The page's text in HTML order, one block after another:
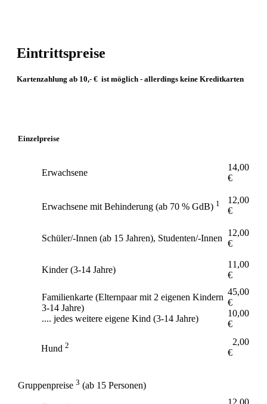
Eintrittspreise
Kartenzahlung ab 10,- € ist möglich - allerdings keine Kreditkarten
Einzelpreise
Erwachsene
14,00
€
Erwachsene mit Behinderung (ab 70 % GdB) 1
12,00
€
Schüler/-Innen (ab 15 Jahren), Studenten/-Innen
12,00
€
Kinder (3-14 Jahre)
11,00
€
Familienkarte (Elternpaar mit 2 eigenen Kindern
3-14 Jahre)
.... jedes weitere eigene Kind (3-14 Jahre)
45,00
€
10,00
€
Hund 2
2,00
€
Gruppenpreise 3 (ab 15 Personen)